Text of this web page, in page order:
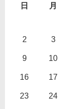
日 月
2 3
9 10
16 17
23 24